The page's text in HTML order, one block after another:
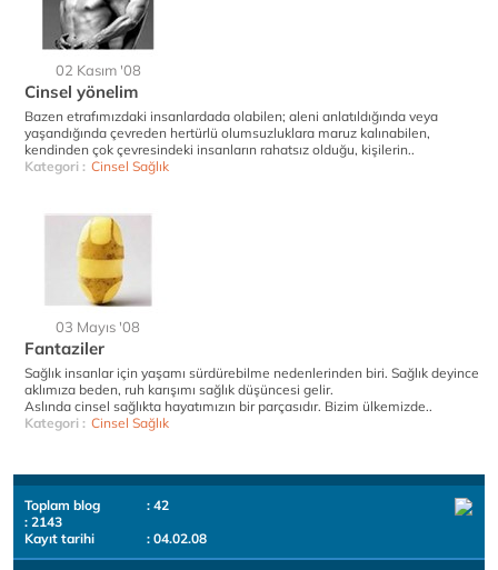
02 Kasım '08
Cinsel yönelim
Bazen etrafımızdaki insanlardada olabilen; aleni anlatıldığında veya
yaşandığında çevreden hertürlü olumsuzluklara maruz kalınabilen,
kendinden çok çevresindeki insanların rahatsız olduğu, kişilerin..
Kategori : Cinsel Sağlık
03 Mayıs '08
Fantaziler
Sağlık insanlar için yaşamı sürdürebilme nedenlerinden biri. Sağlık deyince
aklımıza beden, ruh karışımı sağlık düşüncesi gelir.
Aslında cinsel sağlıkta hayatımızın bir parçasıdır. Bizim ülkemizde..
Kategori : Cinsel Sağlık
Toplam blog
: 42
: 2143
Kayıt tarihi
: 04.02.08